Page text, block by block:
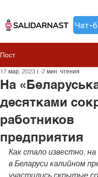
Чат-
Пост
На
десятками
работников
предприятия
17 мар. 2023 г. 2 мин. чтения
Как стало известно,
в Беларуси калийном
участились скрытые